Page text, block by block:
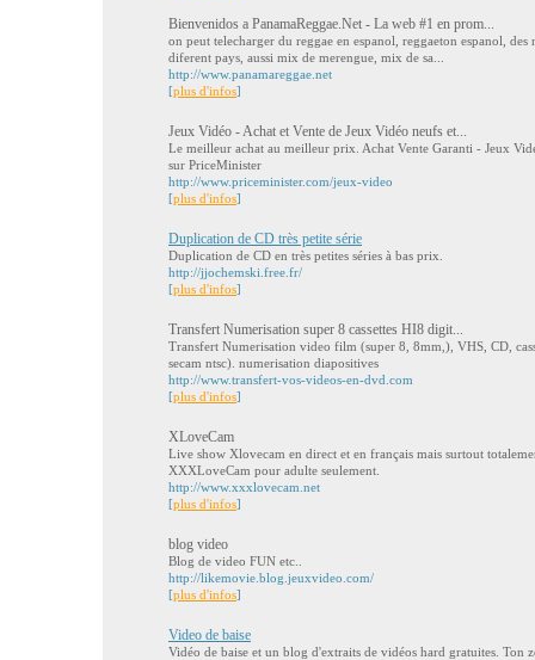
Bienvenidos a PanamaReggae.Net - La web #1 en prom...
on peut telecharger du reggae en espanol, reggaeton espanol,
diferent pays, aussi mix de merengue, mix de sa...
http://www.panamareggae.net
[plus d'infos]
Jeux Vidéo - Achat et Vente de Jeux Vidéo neufs et...
Le meilleur achat au meilleur prix. Achat Vente Garanti - Jeux
sur PriceMinister
http://www.priceminister.com/jeux-video
[plus d'infos]
Duplication de CD très petite série
Duplication de CD en très petites séries à bas prix.
http://jjochemski.free.fr/
[plus d'infos]
Transfert Numerisation super 8 cassettes HI8 digit...
Transfert Numerisation video film (super 8, 8mm,), VHS, CD,
secam ntsc). numerisation diapositives
http://www.transfert-vos-videos-en-dvd.com
[plus d'infos]
XLoveCam
Live show Xlovecam en direct et en français mais surtout
XXXLoveCam pour adulte seulement.
http://www.xxxlovecam.net
[plus d'infos]
blog video
Blog de video FUN etc..
http://likemovie.blog.jeuxvideo.com/
[plus d'infos]
Video de baise
Vidéo de baise et un blog d'extraits de vidéos hard gratuites. Ton